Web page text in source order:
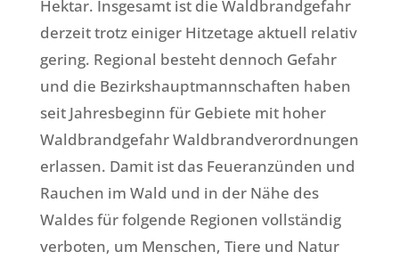
Hektar. Insgesamt ist die Waldbrandgefahr
derzeit trotz einiger Hitzetage aktuell relativ
gering. Regional besteht dennoch Gefahr
und die Bezirkshauptmannschaften haben
seit Jahresbeginn für Gebiete mit hoher
Waldbrandgefahr Waldbrandverordnungen
erlassen. Damit ist das Feueranzünden und
Rauchen im Wald und in der Nähe des
Waldes für folgende Regionen vollständig
verboten, um Menschen, Tiere und Natur